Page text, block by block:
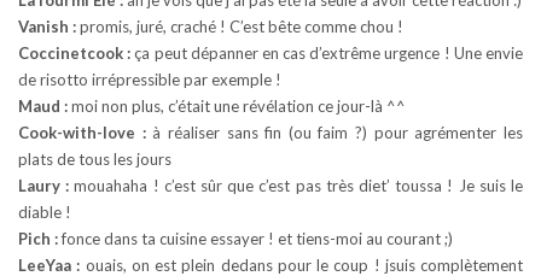
Vanish :promis, juré, craché ! C’est bête comme chou !
Coccinetcook :ça peut dépanner en cas d’extrême urgence ! Une envie
de risotto irrépressible par exemple !
Maud :moi non plus, c’était une révélation ce jour-là ^^
Cook-with-love :à réaliser sans fin (ou faim ?) pour agrémenter les
plats de tous les jours
Laury : mouahaha ! c’est sûr que c’est pas très diet’ toussa ! Je suis le
diable !
Pich :fonce dans ta cuisine essayer ! et tiens-moi au courant ;)
LeeYaa : ouais, on est plein dedans pour le coup ! jsuis complètement